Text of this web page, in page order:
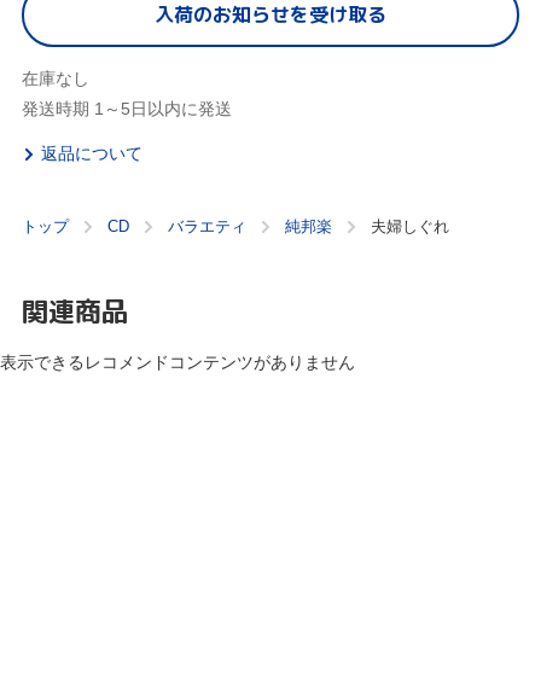
入荷のお知らせを受け取る
在庫なし
発送時期 1～5日以内に発送
返品について
トップ CD バラエティ 純邦楽 夫婦しぐれ
関連商品
表示できるレコメンドコンテンツがありません